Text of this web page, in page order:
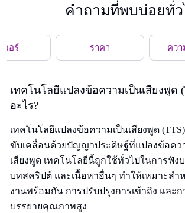
คำถามที่พบบ่อยทั่ว
จอร์ ราคา คว
เทคโนโลยีแปลงข้อความเป็นเสียงพูด
อะไร?
เทคโนโลยีแปลงข้อความเป็นเสียงพูด
ขับเคลื่อนด้วยปัญญาประดิษฐ์ที่แปลงข้อคว
เสียงพูด เทคโนโลยีนี้ถูกใช้ทั่วไปในการฟัง
บทสคริปต์ และเนื้อหาอื่นๆ ทำให้เหมาะสำ
งานพร้อมกัน การปรับปรุงการเข้าถึง และก
บรรยายคุณภาพสูง